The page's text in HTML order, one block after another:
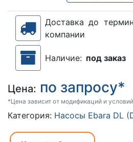
Доставка до
компании
Наличие: под заказ
Цена: по запросу*
*Цена зависит от модификаций и
Категория: Насосы Ebara DL